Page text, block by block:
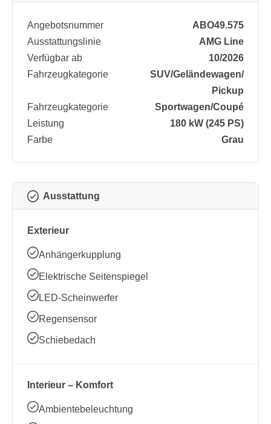
Angebotsnummer
ABO49.575
Ausstattungslinie
AMG Line
Verfügbar ab
10/2026
Fahrzeugkategorie
SUV/​Geländewagen/​
Pickup
Fahrzeugkategorie
Sportwagen/​Coupé
Leistung
180 kW (245 PS)
Farbe
Grau
Ausstattung
Exterieur
Anhängerkupplung
Elektrische Seitenspiegel
LED-Scheinwerfer
Regensensor
Schiebedach
Interieur – Komfort
Ambientebeleuchtung